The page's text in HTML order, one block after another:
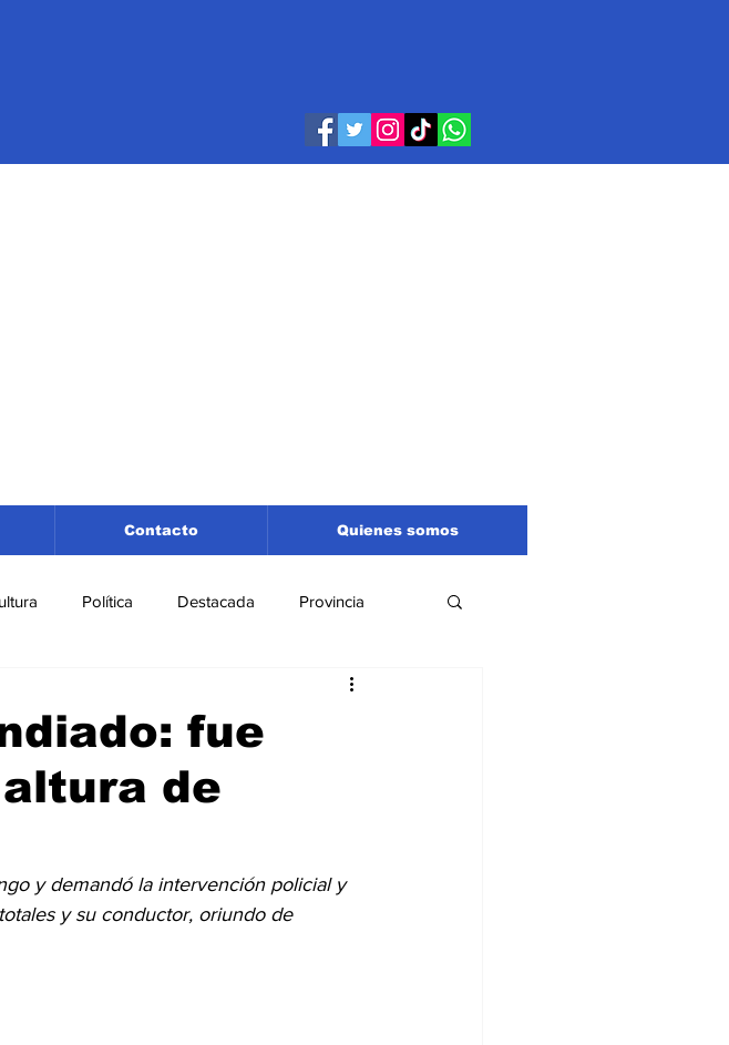
Contacto Quienes somos
Política Destacada Provincia
Santa Fe
Turismo Economía
fue
de
y demandó la intervención policial y
y su conductor, oriundo de